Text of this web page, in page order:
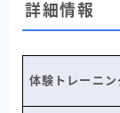
詳細情報
体験トレーニン